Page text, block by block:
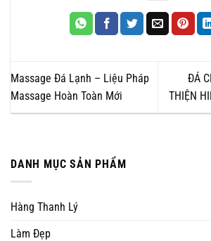
Massage Đá Lạnh – Liệu Pháp
Massage Hoàn Toàn Mới
ĐÁ
THIỆN
DANH MỤC SẢN PHẨM
Hàng Thanh Lý
Làm Đẹp